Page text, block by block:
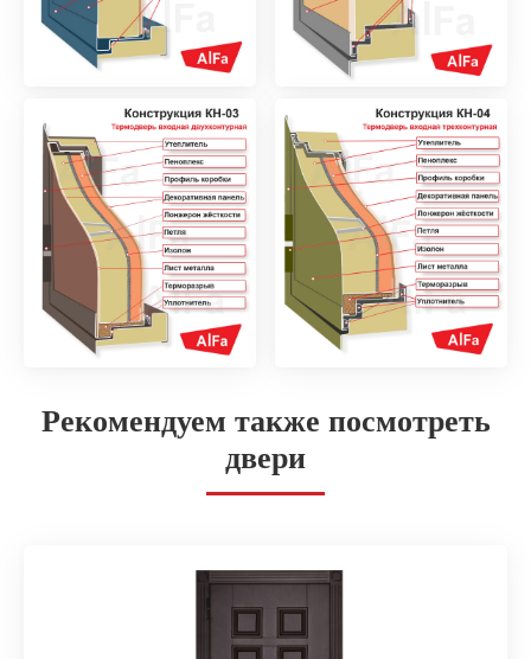
Рекомендуем также посмотреть
двери